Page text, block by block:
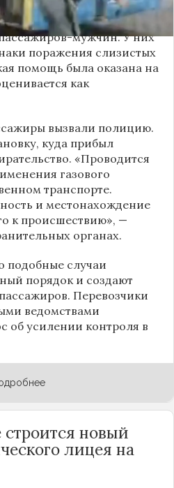
пострадали
мужчин. У них
поражения слизистых
помощь была оказана на
как
вызвали полицию.
куда прибыл
«Проводится
газового
транспорте.
и местонахождение
к происшествию», —
органах.
подобные случаи
порядок и создают
Перевозчики
ведомствами
об усилении контроля в
новый
лицея на